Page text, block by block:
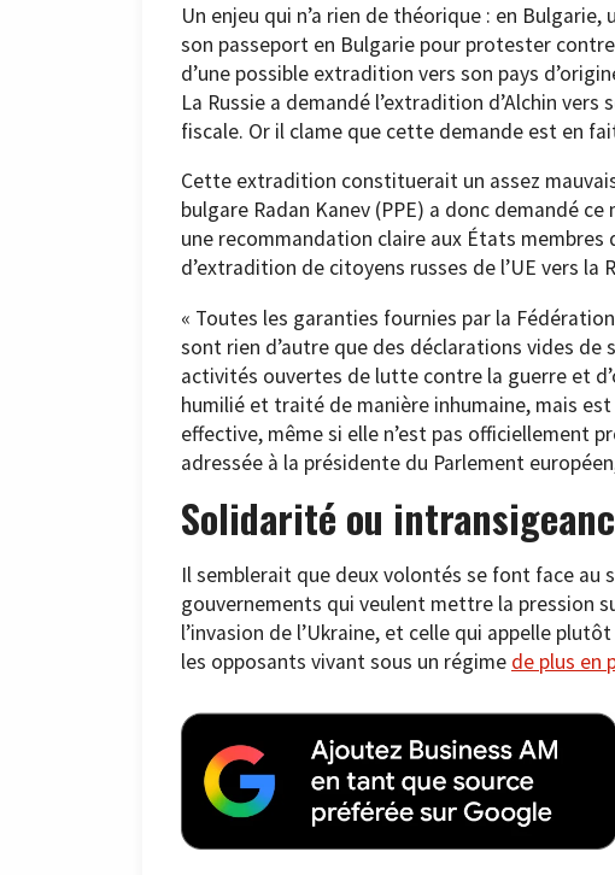
Un enjeu qui n’a rien de théorique : en
son passeport en Bulgarie pour protester
d’une possible extradition vers son pays
La Russie a demandé l’extradition d’Alchin
fiscale. Or il clame que cette demande est en
Cette extradition constituerait un assez
bulgare Radan Kanev (PPE) a donc demandé
une recommandation claire aux États membres
d’extradition de citoyens russes de l’UE vers la
« Toutes les garanties fournies par la
sont rien d’autre que des déclarations vides
activités ouvertes de lutte contre la guerre et
humilié et traité de manière inhumaine, mais
effective, même si elle n’est pas officiellement
adressée à la présidente du Parlement
Solidarité ou
Il semblerait que deux volontés se font face au
gouvernements qui veulent mettre la pression
l’invasion de l’Ukraine, et celle qui appelle
les opposants vivant sous un régime de plus en